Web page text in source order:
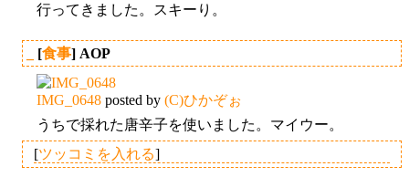
行ってきました。スキーり。
[食事] AOP
IMG_0648 posted by (C)ひかぞぉ
うちで採れた唐辛子を使いました。マイウー。
[ツッコミを入れる]